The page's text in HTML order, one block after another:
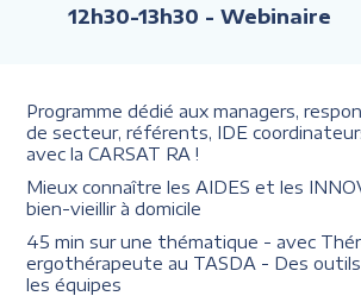
12h30-13h30 - Webinaire
Programme dédié aux managers,
de secteur, référents, IDE
avec la CARSAT RA !
Mieux connaître les AIDES et les
bien-vieillir à domicile
45 min sur une thématique - avec
ergothérapeute au TASDA - Des
les équipes